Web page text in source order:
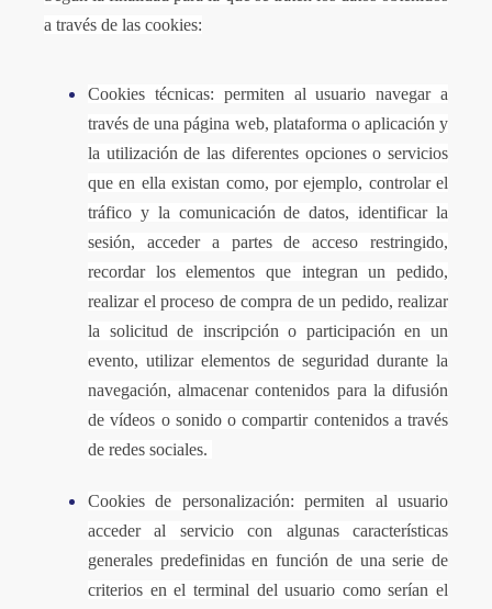
a través de las cookies:
Cookies técnicas: permiten al usuario navegar a
través de una página web, plataforma o aplicación y
la utilización de las diferentes opciones o servicios
que en ella existan como, por ejemplo, controlar el
tráfico y la comunicación de datos, identificar la
sesión, acceder a partes de acceso restringido,
recordar los elementos que integran un pedido,
realizar el proceso de compra de un pedido, realizar
la solicitud de inscripción o participación en un
evento, utilizar elementos de seguridad durante la
navegación, almacenar contenidos para la difusión
de vídeos o sonido o compartir contenidos a través
de redes sociales.
Cookies de personalización: permiten al usuario
acceder al servicio con algunas características
generales predefinidas en función de una serie de
criterios en el terminal del usuario como serían el